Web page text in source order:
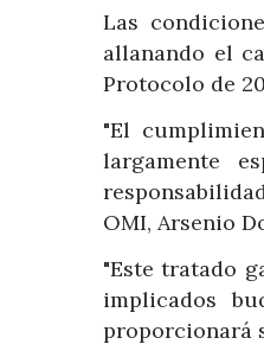
Las
allanando el
Protocolo de
"El
largamente
OMI, Arsenio
"Este tratado
implicados
proporcionará